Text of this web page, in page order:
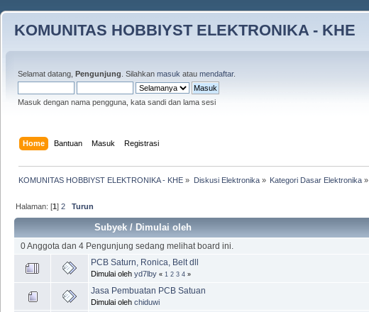
KOMUNITAS HOBBIYST ELEKTRONIKA - KHE
Selamat datang, Pengunjung . Silahkan masuk atau mendaftar.
Masuk dengan nama pengguna, kata sandi dan lama sesi
Home Bantuan Masuk Registrasi
KOMUNITAS HOBBIYST ELEKTRONIKA - KHE » Diskusi Elektronika» Kategori Dasar Elektronika»
Halaman: [1]2 Turun
Subyek /Dimulai oleh
0 Anggota dan 4 Pengunjung sedang melihat board ini.
PCB Saturn, Ronica, Belt dll
Dimulai oleh yd7lby « 1 2 3 4 »
Jasa Pembuatan PCB Satuan
Dimulai oleh chiduwi